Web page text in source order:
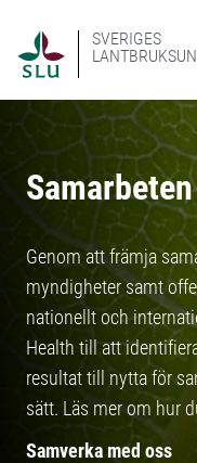
SVERIGES
Genom att främja
myndigheter samt
nationellt och
Health till att
resultat till nytta för
sätt. Läs mer om hur
Samverka med oss